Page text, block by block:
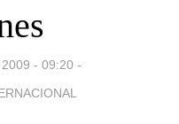
- 09:20 -